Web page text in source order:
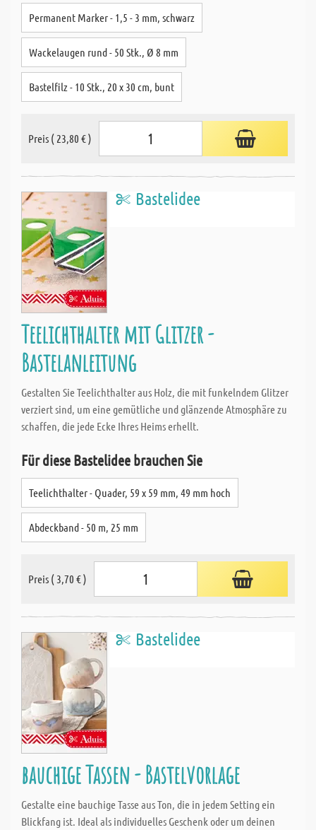
Permanent Marker - 1,5 - 3 mm, schwarz
Wackelaugen rund - 50 Stk., Ø 8 mm
Bastelfilz - 10 Stk., 20 x 30 cm, bunt
Preis ( 23,80 € )
Bastelidee
Teelichthalter mit Glitzer -
Bastelanleitung
Gestalten Sie Teelichthalter aus Holz, die mit funkelndem Glitzer
verziert sind, um eine gemütliche und glänzende Atmosphäre zu
schaffen, die jede Ecke Ihres Heims erhellt.
Für diese Bastelidee brauchen Sie
Teelichthalter - Quader, 59 x 59 mm, 49 mm hoch
Abdeckband - 50 m, 25 mm
Preis ( 3,70 € )
Bastelidee
bauchige Tassen - Bastelvorlage
Gestalte eine bauchige Tasse aus Ton, die in jedem Setting ein
Blickfang ist. Ideal als individuelles Geschenk oder um deinen